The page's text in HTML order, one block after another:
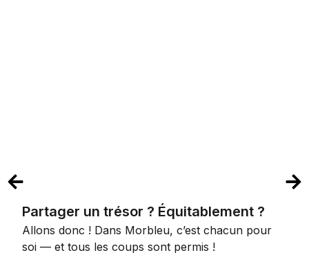
Partager un trésor ? Équitablement ?
Allons donc ! Dans Morbleu, c’est chacun pour
soi — et tous les coups sont permis !